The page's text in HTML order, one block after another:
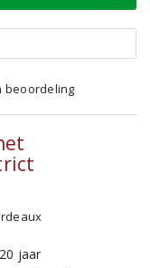
beoordeling
jaar